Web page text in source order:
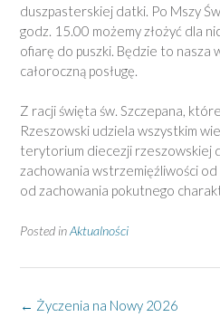
duszpasterskiej datki. Po Mszy
godz. 15.00 możemy złożyć dla
ofiarę do puszki. Będzie to nasza
całoroczną posługę.
Z racji święta św. Szczepana,
Rzeszowski udziela wszystkim
terytorium diecezji rzeszowskiej
zachowania wstrzemięźliwości
od zachowania pokutnego
Posted inAktualności
Post
← Życzenia na Nowy 2026